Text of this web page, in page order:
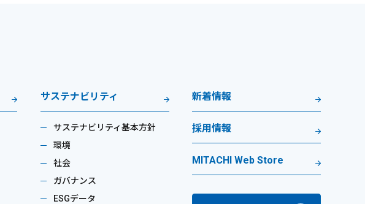
サステナビリティ
サステナビリティ基本方針
環境
社会
ガバナンス
ESGデータ
新着情報
採用情報
MITACHI Web Store